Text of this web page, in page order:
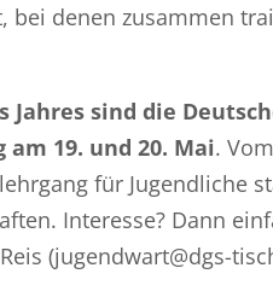
bei denen zusammen
Jahres sind die
19. und 20. Mai.
für Jugendliche
Interesse? Dann
(jugendwart@dgs-